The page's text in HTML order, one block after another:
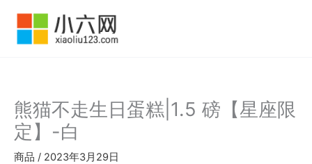
熊猫不走生日蛋糕|1.5 磅【星座限
定】-白
商品 / 2023年3月29日